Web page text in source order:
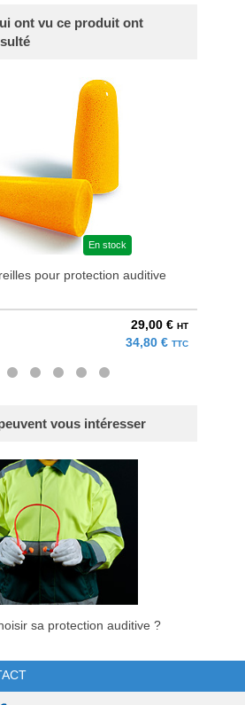
ont vu ce produit ont
En stock
pour protection auditive
29,00 € HT
34,80 € TTC
vous intéresser
sa protection auditive ?